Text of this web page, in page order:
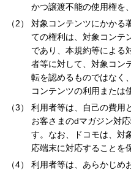
かつ譲渡不能の使用権を
対象コンテンツにかかる
ての権利は、対象コンテ
であり、本規約等による
者等に対して、対象コン
転を認めるものではなく
コンテンツの利用または
利用者等は、自己の費用
お客さまのdマガジン対
す。なお、ドコモは、対
応端末に対応することを
利用者等は、あらかじめ